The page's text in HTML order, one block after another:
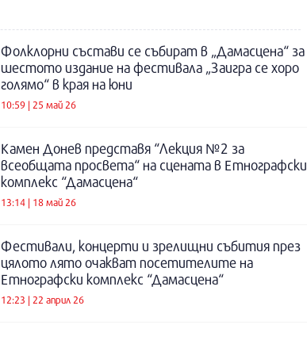
Фолклорни състави се събират в „Дамасцена“ за
шестото издание на фестивала „Заигра се хоро
голямо“ в края на юни
10:59 | 25 май 26
Камен Донев представя “Лекция №2 за
всеобщата просвета“ на сцената в Етнографски
комплекс “Дамасцена“
13:14 | 18 май 26
Фестивали, концерти и зрелищни събития през
цялото лято очакват посетителите на
Етнографски комплекс “Дамасцена“
12:23 | 22 април 26